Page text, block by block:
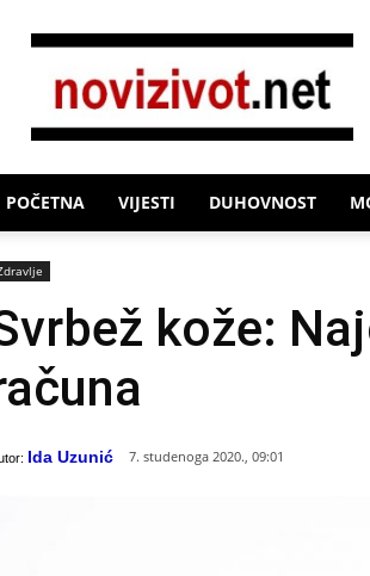
Novi
POČETNA VIJESTI DUHOVNOST
kože:
Ida Uzunić 7. studenoga 2020., 09:01